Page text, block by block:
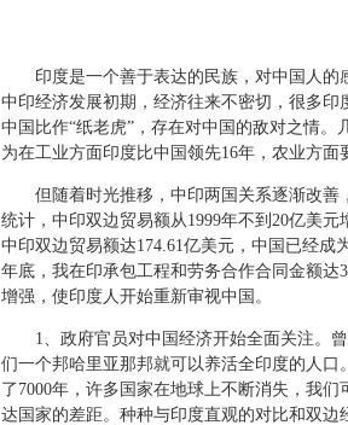
印度是一个善于表达的民族，对中国人的
中印经济发展初期，经济往来不密切，很多
中国比作“纸老虎”，存在对中国的敌对之情
为在工业方面印度比中国领先16年，农业方面
但随着时光推移，中印两国关系逐渐改善
统计，中印双边贸易额从1999年不到20亿美元
中印双边贸易额达174.61亿美元，中国已经
年底，我在印承包工程和劳务合作合同金额
增强，使印度人开始重新审视中国。
1、政府官员对中国经济开始全面关注。曾
们一个邦哈里亚那邦就可以养活全印度的人口
了7000年，许多国家在地球上不断消失，我
达国家的差距。种种与印度直观的对比和双